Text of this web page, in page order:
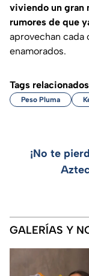
viviendo un gran
rumores de que
aprovechan cada
enamorados.
Tags relacionados
Peso Pluma
¡No te
GALERÍAS Y